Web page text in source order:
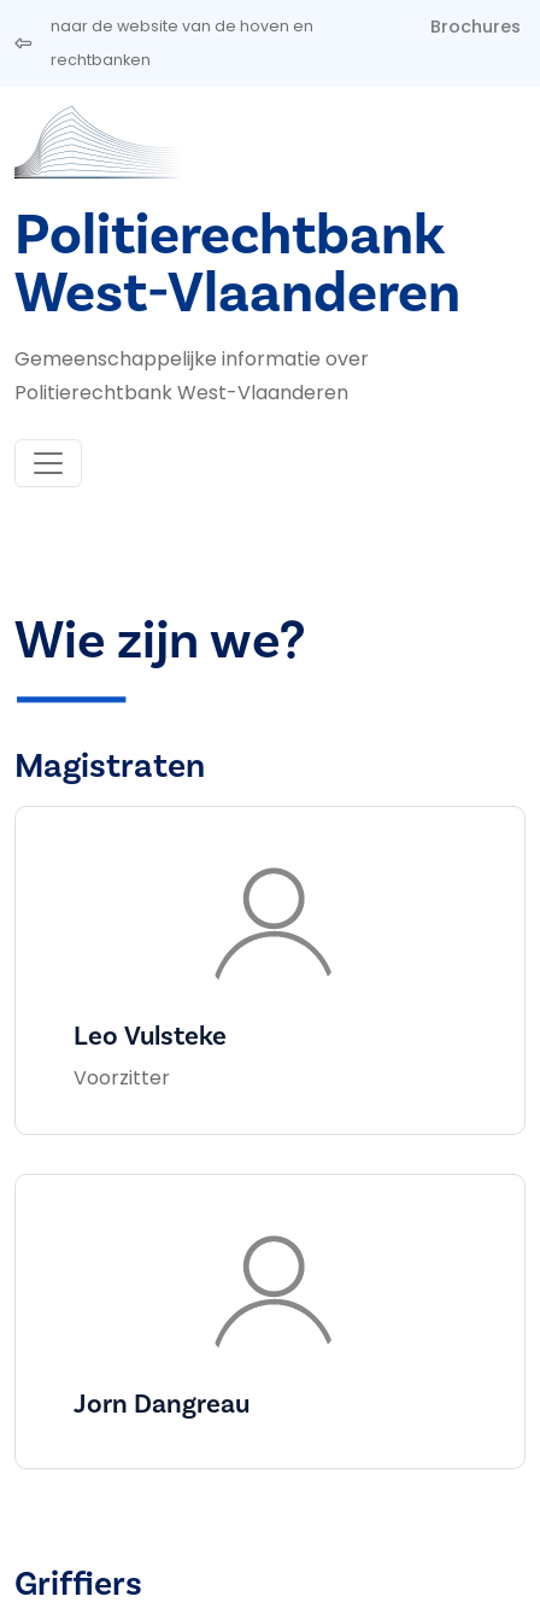
Overslaan en naar de inhoud gaan
naar de website van de hoven en
rechtbanken
Brochures
Politierechtbank
West-Vlaanderen
Gemeenschappelijke informatie over
Politierechtbank West-Vlaanderen
Wie zijn we?
Magistraten
Leo Vulsteke
Voorzitter
Jorn Dangreau
Griffiers